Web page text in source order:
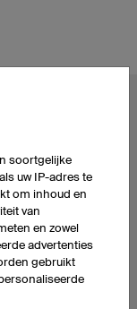
bedrukken
je eigen hoodies
Design
soortgelijke
uw IP-adres te
om inhoud en
van
en zowel
advertenties
gebruikt